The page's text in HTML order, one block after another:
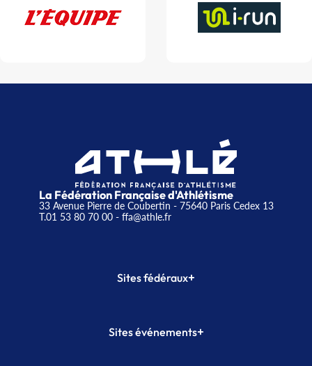
La Fédération Française d'Athlétisme
33 Avenue Pierre de Coubertin - 75640 Paris Cedex 13
T.01 53 80 70 00- ffa@athle.fr
Sites fédéraux+
Plateforme Formation
Sites événements+